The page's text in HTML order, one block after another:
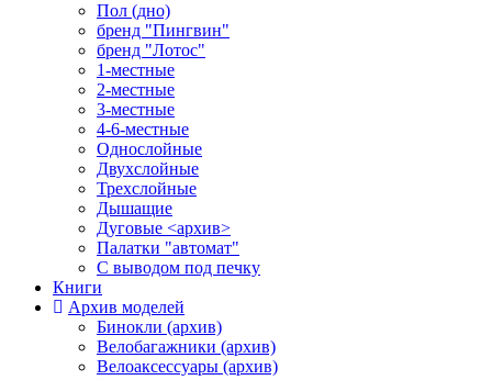
Пол (дно)
бренд "Пингвин"
бренд "Лотос"
1-местные
2-местные
3-местные
4-6-местные
Однослойные
Двухслойные
Трехслойные
Дышащие
Дуговые <архив>
Палатки "автомат"
C выводом под печку
Книги
Архив моделей
Бинокли (архив)
Велобагажники (архив)
Велоаксессуары (архив)